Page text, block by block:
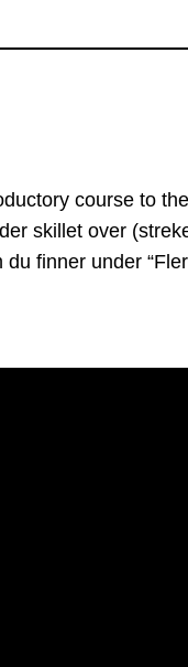
course to
skillet over
finner under